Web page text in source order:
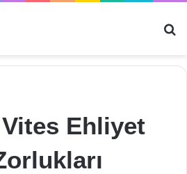
Ehliyet